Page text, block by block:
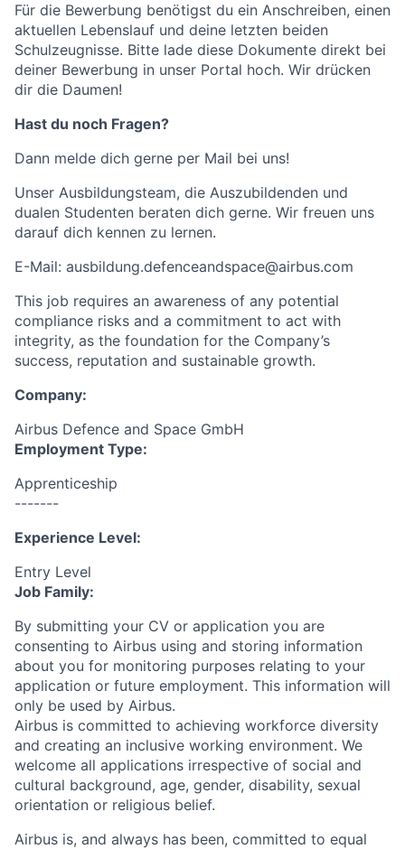
Für die Bewerbung benötigst du ein Anschreiben, einen
aktuellen Lebenslauf und deine letzten beiden
Schulzeugnisse. Bitte lade diese Dokumente direkt bei
deiner Bewerbung in unser Portal hoch. Wir drücken
dir die Daumen!
Hast du noch Fragen?
Dann melde dich gerne per Mail bei uns!
Unser Ausbildungsteam, die Auszubildenden und
dualen Studenten beraten dich gerne. Wir freuen uns
darauf dich kennen zu lernen.
E-Mail: ausbildung.defenceandspace@airbus.com
This job requires an awareness of any potential
compliance risks and a commitment to act with
integrity, as the foundation for the Company’s
success, reputation and sustainable growth.
Company:
Airbus Defence and Space GmbH
Employment Type:
Apprenticeship
-------
Experience Level:
Entry Level
Job Family:
By submitting your CV or application you are
consenting to Airbus using and storing information
about you for monitoring purposes relating to your
application or future employment. This information will
only be used by Airbus.
Airbus is committed to achieving workforce diversity
and creating an inclusive working environment. We
welcome all applications irrespective of social and
cultural background, age, gender, disability, sexual
orientation or religious belief.
Airbus is, and always has been, committed to equal